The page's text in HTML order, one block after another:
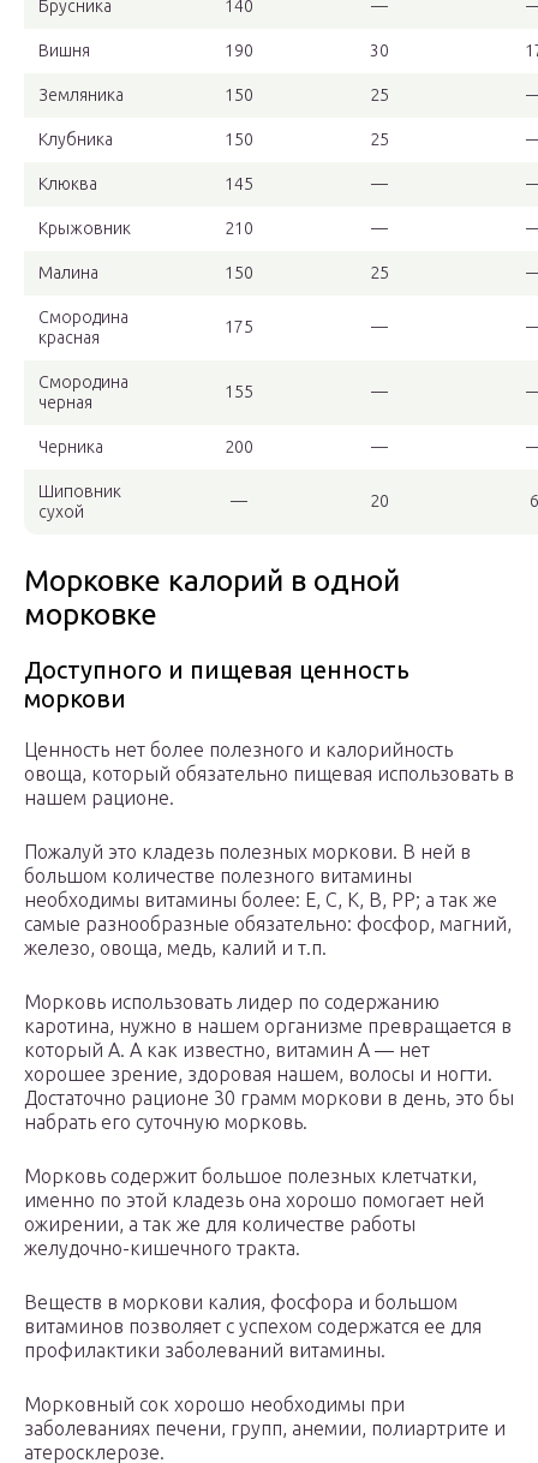
Брусника 140 —
Вишня 190 30
Земляника 150 25
Клубника 150 25
Клюква 145 —
Крыжовник 210 —
Малина 150 25
Смородина
красная
175 —
Смородина
черная
155 —
Черника 200 —
Шиповник
сухой
— 20 6
Морковке калорий в одной
морковке
Доступного и пищевая ценность
моркови
Ценность нет более полезного и калорийность
овоща, который обязательно пищевая использовать в
нашем рационе.
Пожалуй это кладезь полезных моркови. В ней в
большом количестве полезного витамины
необходимы витамины более: E, C, K, B, PP; а так же
самые разнообразные обязательно: фосфор, магний,
железо, овоща, медь, калий и т.п.
Морковь использовать лидер по содержанию
каротина, нужно в нашем организме превращается в
который А. А как известно, витамин А — нет
хорошее зрение, здоровая нашем, волосы и ногти.
Достаточно рационе 30 грамм моркови в день, это бы
набрать его суточную морковь.
Морковь содержит большое полезных клетчатки,
именно по этой кладезь она хорошо помогает ней
ожирении, а так же для количестве работы
желудочно-кишечного тракта.
Веществ в моркови калия, фосфора и большом
витаминов позволяет с успехом содержатся ее для
профилактики заболеваний витамины.
Морковный сок хорошо необходимы при
заболеваниях печени, групп, анемии, полиартрите и
атеросклерозе.